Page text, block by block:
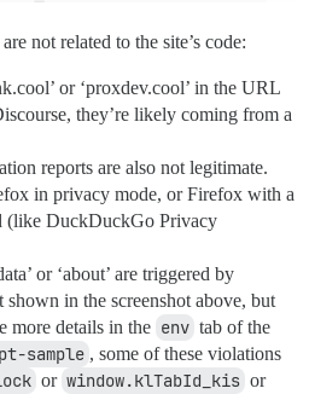
not related to the site’s code:
or ‘proxdev.cool’ in the URL
they’re likely coming from a
reports are also not legitimate.
in privacy mode, or Firefox with a
(like DuckDuckGo Privacy
or ‘about’ are triggered by
shown in the screenshot above, but
more details in the env tab of the
sample , some of these violations
or window.klTabId_kis or